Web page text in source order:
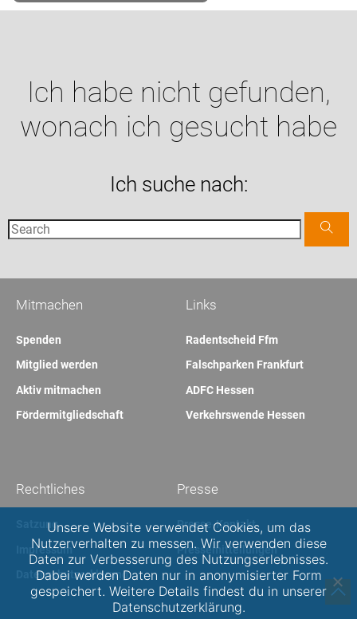
Ich habe nicht gefunden,
wonach ich gesucht habe
Ich suche nach:
Links
Radentscheid Ffm
Falschparken Frankfurt
ADFC Hessen
Verkehrswende Hessen
Mitmachen
Spenden
Mitglied werden
Aktiv mitmachen
Fördermitgliedschaft
Presse
Presse-Kontakt
Pressemitteilungen
Rechtliches
Satzung
Impressum
Datenschutzerklärung
Unsere Website verwendet Cookies, um das
Nutzerverhalten zu messen. Wir verwenden diese
Daten zur Verbesserung des Nutzungserlebnisses.
Dabei werden Daten nur in anonymisierter Form
gespeichert. Weitere Details findest du in unserer
Datenschutzerklärung.